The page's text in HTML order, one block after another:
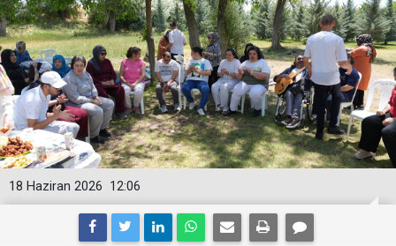
12:06
18 Haziran 2026